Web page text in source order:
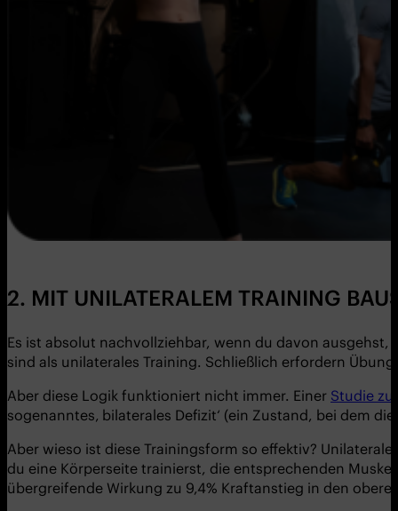
2. MIT UNILATERALEM TRAINING
Es ist absolut nachvollziehbar, wenn du davon
sind als unilaterales Training. Schließlich erfordern
Aber diese Logik funktioniert nicht immer. Einer Studie
sogenanntes‚ bilaterales Defizit‘ (ein Zustand, bei dem
Aber wieso ist diese Trainingsform so effektiv?
du eine Körperseite trainierst, die entsprechenden
übergreifende Wirkung zu 9,4% Kraftanstieg in den